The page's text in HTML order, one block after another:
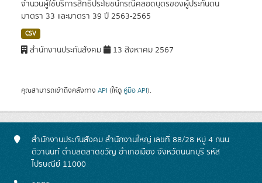
จำนวนผู้ใช้บริการสิทธิประโยชน์กรณีคลอดบุตรของผู้ประกันตน
มาตรา 33 และมาตรา 39 ปี 2563-2565
CSV
สำนักงานประกันสังคม 13 สิงหาคม 2567
คุณสามารถเข้าถึงคลังทาง API (ให้ดู คู่มือ API).
สำนักงานประกันสังคม สำนักงานใหญ่ เลขที่ 88/28 หมู่ 4 ถนน
ติวานนท์ ตำบลตลาดขวัญ อำเภอเมือง จังหวัดนนทบุรี รหัส
ไปรษณีย์ 11000